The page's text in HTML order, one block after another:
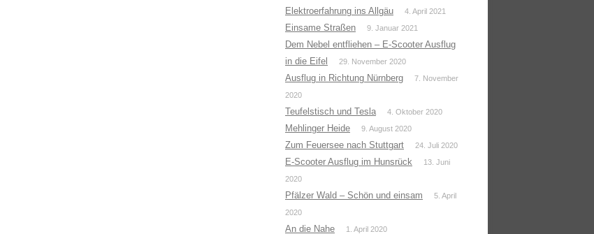
Elektroerfahrung ins Allgäu
4. April 2021
Einsame Straßen 9. Januar 2021
Dem Nebel entfliehen – E-Scooter Ausflug
in die Eifel
29. November 2020
Ausflug in Richtung Nürnberg
7. November
2020
Teufelstisch und Tesla 4. Oktober 2020
Mehlinger Heide 9. August 2020
Zum Feuersee nach Stuttgart 24. Juli 2020
E-Scooter Ausflug im Hunsrück
13. Juni
2020
Pfälzer Wald – Schön und einsam
5. April
2020
An die Nahe 1. April 2020